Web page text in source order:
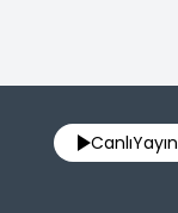
CanlıYayın